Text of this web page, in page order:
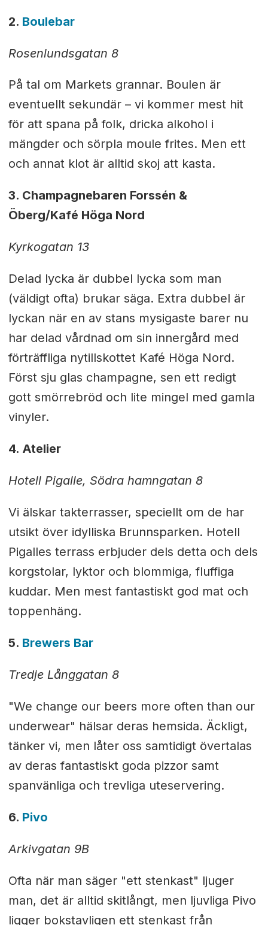
2. Boulebar
Rosenlundsgatan 8
På tal om Markets grannar. Boulen är
eventuellt sekundär – vi kommer mest hit
för att spana på folk, dricka alkohol i
mängder och sörpla moule frites. Men ett
och annat klot är alltid skoj att kasta.
3. Champagnebaren Forssén &
Öberg/Kafé Höga Nord
Kyrkogatan 13
Delad lycka är dubbel lycka som man
(väldigt ofta) brukar säga. Extra dubbel är
lyckan när en av stans mysigaste barer nu
har delad vårdnad om sin innergård med
förträffliga nytillskottet Kafé Höga Nord.
Först sju glas champagne, sen ett redigt
gott smörrebröd och lite mingel med gamla
vinyler.
4. Atelier
Hotell Pigalle, Södra hamngatan 8
Vi älskar takterrasser, speciellt om de har
utsikt över idylliska Brunnsparken. Hotell
Pigalles terrass erbjuder dels detta och dels
korgstolar, lyktor och blommiga, fluffiga
kuddar. Men mest fantastiskt god mat och
toppenhäng.
5. Brewers Bar
Tredje Långgatan 8
"We change our beers more often than our
underwear" hälsar deras hemsida. Äckligt,
tänker vi, men låter oss samtidigt övertalas
av deras fantastiskt goda pizzor samt
spanvänliga och trevliga uteservering.
6. Pivo
Arkivgatan 9B
Ofta när man säger "ett stenkast" ljuger
man, det är alltid skitlångt, men ljuvliga Pivo
ligger bokstavligen ett stenkast från